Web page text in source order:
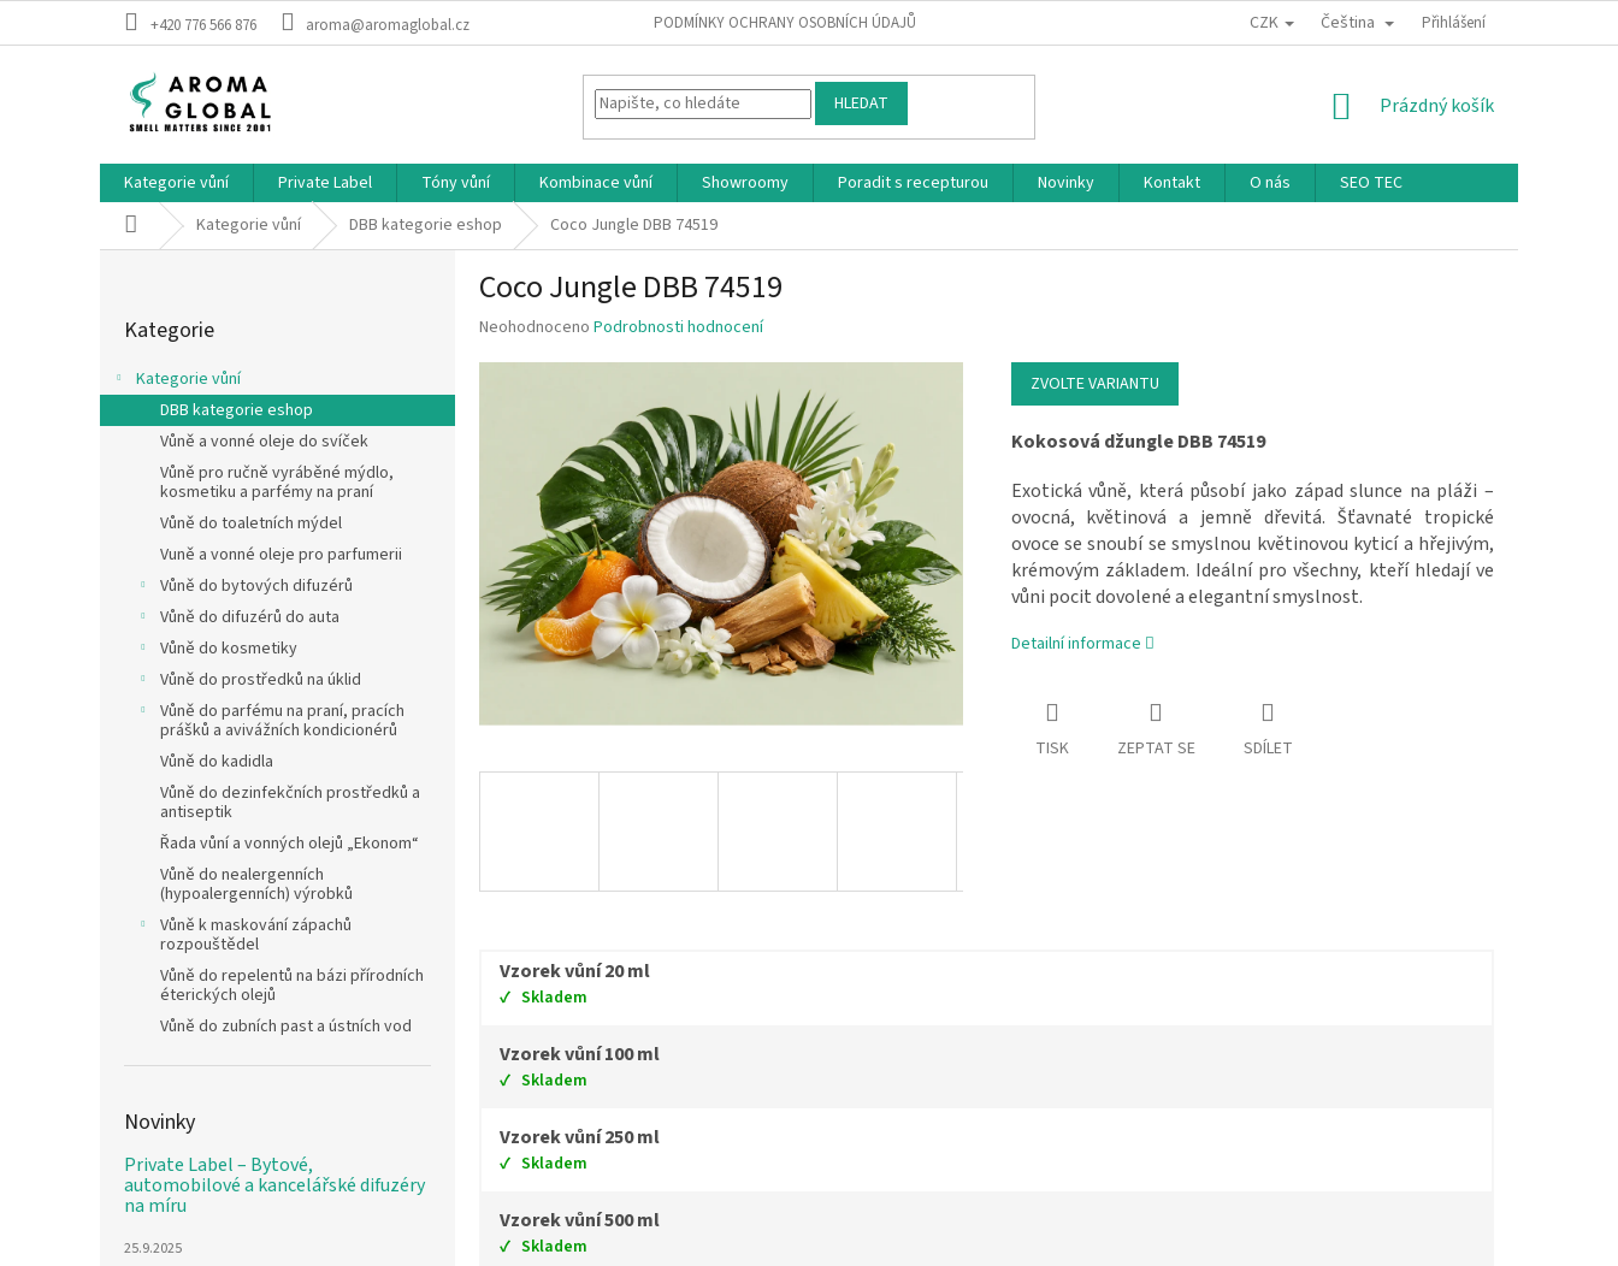
+420 776 566 876 aroma@aromaglobal.cz PODMÍNKY OCHRANY OSOBNÍCH ÚDAJŮ CZK Čeština Přihlášení
HLEDAT NÁKUPNÍ KOŠÍK
Prázdný košík
Kategorie vůní Private Label Tóny vůní Kombinace vůní Showroomy Poradit s recepturou Novinky Kontakt O nás
SEO TEC
Domů Kategorie vůní DBB kategorie eshop Coco Jungle DBB 74519
Kategorie
Kategorie vůní
DBB kategorie eshop
Vůně a vonné oleje do svíček
Vůně pro ručně vyráběné mýdlo,
kosmetiku a parfémy na praní
Vůně do toaletních mýdel
Vuně a vonné oleje pro parfumerii
Vůně do bytových difuzérů
Vůně do difuzérů do auta
Vůně do kosmetiky
Vůně do prostředků na úklid
Vůně do parfému na praní, pracích
prášků a avivážních kondicionérů
Vůně do kadidla
Vůně do dezinfekčních prostředků a
antiseptik
Řada vůní a vonných olejů „Ekonom“
Vůně do nealergenních
(hypoalergenních) výrobků
Vůně k maskování zápachů
rozpouštědel
Vůně do repelentů na bázi přírodních
éterických olejů
Vůně do zubních past a ústních vod
Novinky
Private Label – Bytové,
automobilové a kancelářské difuzéry
na míru
25.9.2025
Coco Jungle DBB 74519
Průměrné hodnocení produktu je 0.0 z 5 hvězdiček.
Neohodnoceno Podrobnosti hodnocení
ZVOLTE VARIANTU
Kokosová džungle DBB 74519
Exotická vůně, která působí jako západ slunce na pláži –
ovocná, květinová a jemně dřevitá. Šťavnaté tropické
ovoce se snoubí se smyslnou květinovou kyticí a hřejivým,
krémovým základem. Ideální pro všechny, kteří hledají ve
vůni pocit dovolené a elegantní smyslnost.
Detailní informace
TISK ZEPTAT SE SDÍLET
Vzorek vůní 20 ml
Skladem
Vzorek vůní 100 ml
Skladem
Vzorek vůní 250 ml
Skladem
Vzorek vůní 500 ml
Skladem